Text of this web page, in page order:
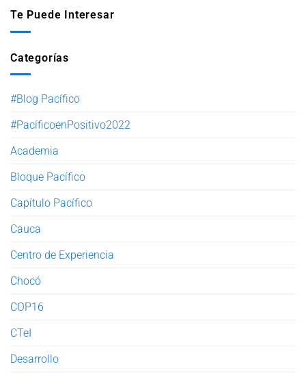
Te Puede Interesar
Categorías
#Blog Pacífico
#PacíficoenPositivo2022
Academia
Bloque Pacífico
Capítulo Pacífico
Cauca
Centro de Experiencia
Chocó
COP16
CTeI
Desarrollo